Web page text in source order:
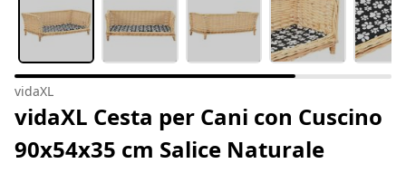
vidaXL
vidaXL Cesta per Cani con Cuscino
90x54x35 cm Salice Naturale